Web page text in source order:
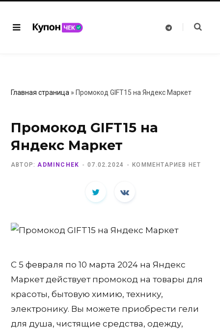
T
Главная страница » Промокод GIFT15 на Яндекс Маркет
Промокод GIFT15 на
Яндекс Маркет
АВТОР: ADMINCHEK 07.02.2024 КОММЕНТАРИЕВ НЕТ
С 5 февраля по 10 марта 2024 на Яндекс
Маркет действует промокод на товары для
красоты, бытовую химию, технику,
электронику. Вы можете приобрести гели
для душа, чистящие средства, одежду,